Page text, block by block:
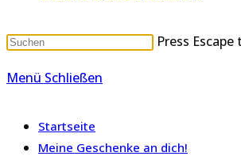
Press
Menü Schließen
Startseite
Meine Geschenke an dich!